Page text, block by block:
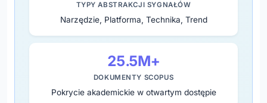
TYPY ABSTRAKCJI SYGNAŁÓW
Narzędzie, Platforma, Technika, Trend
25.5M+
DOKUMENTY SCOPUS
Pokrycie akademickie w otwartym dostępie